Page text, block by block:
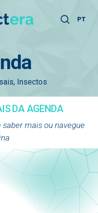
PT
search
Insectos
DA AGENDA
mais ou navegue